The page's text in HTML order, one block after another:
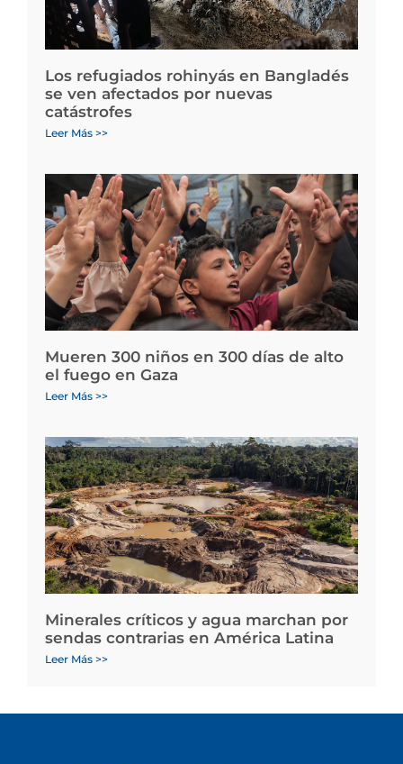
Los refugiados rohinyás en Bangladés
se ven afectados por nuevas
catástrofes
Leer Más >>
Mueren 300 niños en 300 días de alto
el fuego en Gaza
Leer Más >>
Minerales críticos y agua marchan por
sendas contrarias en América Latina
Leer Más >>